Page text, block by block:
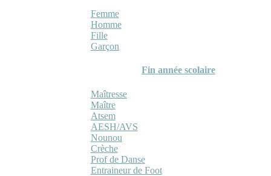
Femme
Homme
Fille
Garçon
Fin année scolaire
Maîtresse
Maître
Atsem
AESH/AVS
Nounou
Crèche
Prof de Danse
Entraineur de Foot